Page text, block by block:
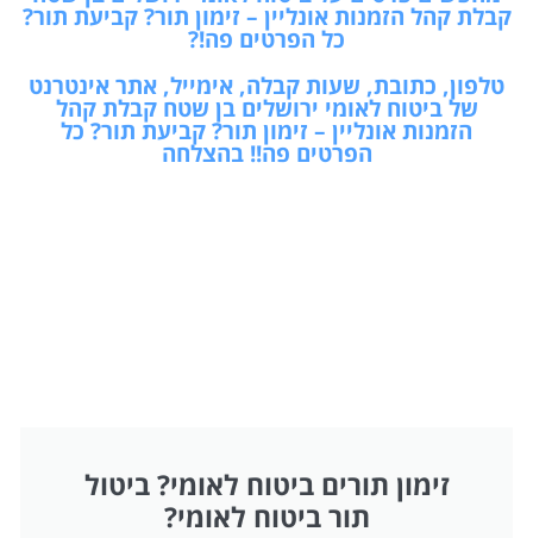
קבלת קהל הזמנות אונליין – זימון תור? קביעת תור?
כל הפרטים פה!?
טלפון, כתובת, שעות קבלה, אימייל, אתר אינטרנט
של ביטוח לאומי ירושלים בן שטח קבלת קהל
הזמנות אונליין – זימון תור? קביעת תור? כל
הפרטים פה!! בהצלחה
זימון תורים ביטוח לאומי? ביטול
תור ביטוח לאומי?